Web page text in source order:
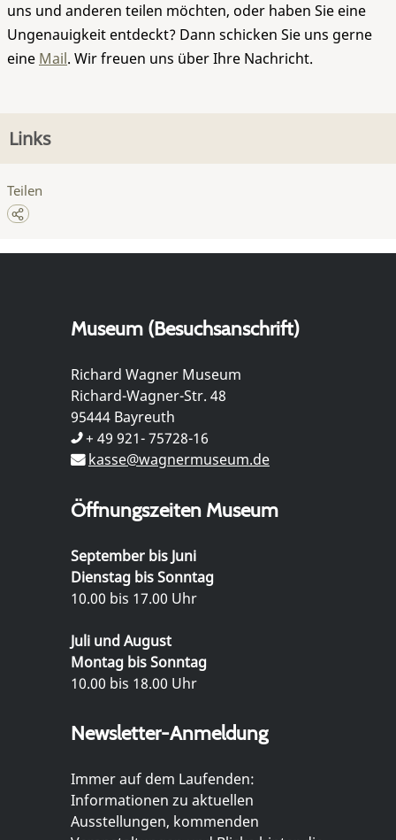
uns und anderen teilen möchten, oder haben Sie eine
Ungenauigkeit entdeckt? Dann schicken Sie uns gerne
eine Mail. Wir freuen uns über Ihre Nachricht.
Links
Teilen
Museum (Besuchsanschrift)
Richard Wagner Museum
Richard-Wagner-Str. 48
95444 Bayreuth
+ 49 921- 75728-16
kasse@wagnermuseum.de
Öffnungszeiten Museum
September bis Juni
Dienstag bis Sonntag
10.00 bis 17.00 Uhr
Juli und August
Montag bis Sonntag
10.00 bis 18.00 Uhr
Newsletter-Anmeldung
Immer auf dem Laufenden:
Informationen zu aktuellen
Ausstellungen, kommenden